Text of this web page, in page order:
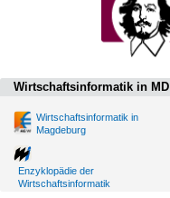
Wirtschaftsinformatik in MD
Wirtschaftsinformatik in
Magdeburg
Enzyklopädie der
Wirtschaftsinformatik